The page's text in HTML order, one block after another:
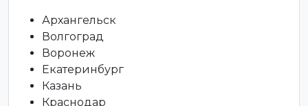
Архангельск
Волгоград
Воронеж
Екатеринбург
Казань
Краснодар